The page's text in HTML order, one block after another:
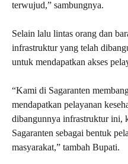
terwujud,” sambungnya.
Selain lalu lintas orang dan
infrastruktur yang telah
untuk mendapatkan akses
“Kami di Sagaranten
mendapatkan pelayanan
dibangunnya infrastruktur ini,
Sagaranten sebagai bentuk
masyarakat,” tambah Bupati.